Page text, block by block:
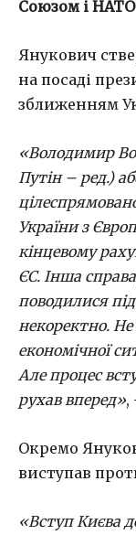
Союзом і
Янукович
на посаді
зближенням
«Володимир
Путін – ред.)
України з
кінцевому
ЄС. Інша
поводилися
некоректно.
економічної
Але процес
рухав вперед»,
Окремо
виступав
«Вступ Києва